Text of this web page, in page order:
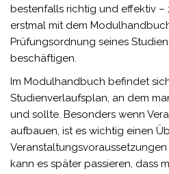
bestenfalls richtig und effektiv –
erstmal mit dem
Prüfungsordnung seines
beschäftigen.
Im Modulhandbuch befindet
Studienverlaufsplan, an dem
und sollte. Besonders wenn
aufbauen, ist es wichtig einen
kann es später passieren, dass